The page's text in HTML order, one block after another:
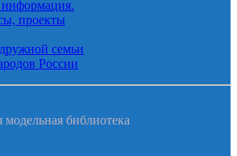
информация.
проекты
семьи
России
модельная библиотека